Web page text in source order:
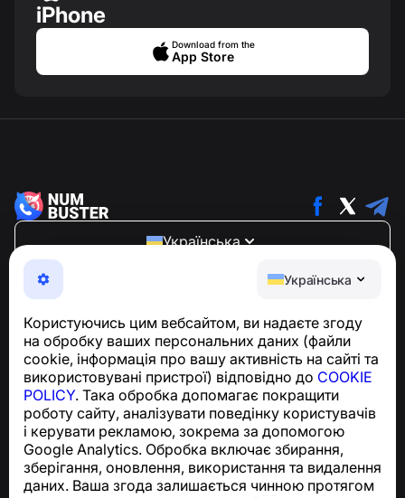
Українська
Користуючись цим вебсайтом, ви надаєте згоду
на обробку ваших персональних даних (файли
cookie, інформація про вашу активність на сайті та
використовувані пристрої) відповідно до COOKIE
POLICY. Така обробка допомагає покращити
роботу сайту, аналізувати поведінку користувачів
і керувати рекламою, зокрема за допомогою
Google Analytics. Обробка включає збирання,
зберігання, оновлення, використання та видалення
даних. Ваша згода залишається чинною протягом
iPhone
Download from the
App Store
Українська
NumBuster © 2013—2026 ·
support@numbuster.com
Зручний додаток, що захищає вас від телефонного
З питань відповідності GDPR:
support@numbuster.com
Центр допомоги
Новини та статті
Про проєкт
Контакти